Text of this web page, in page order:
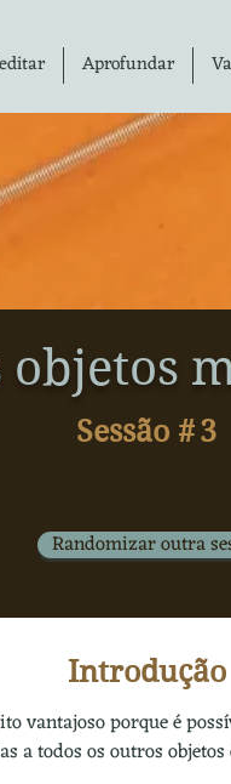
Aprofundar
objetos
3
Sessão #
Randomizar outra
Introdução
vantajoso porque é
a todos os outros